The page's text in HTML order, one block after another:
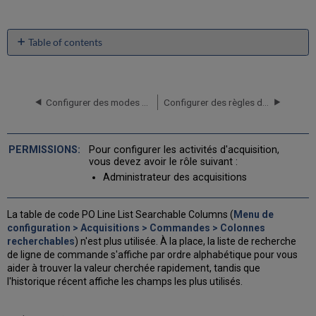
Table of contents
No
Pour configurer les activités d'acquisition,
vous devez avoir le rôle suivant :
Administrateur des acquisitions
La table de code PO Line List Searchable Columns ( Menu de
configuration > Acquisitions > Commandes > Colonnes
recherchables) n'est plus utilisée. À la place, la liste de recherche
de ligne de commande s'affiche par ordre alphabétique pour vous
aider à trouver la valeur cherchée rapidement, tandis que
l'historique récent affiche les champs les plus utilisés.